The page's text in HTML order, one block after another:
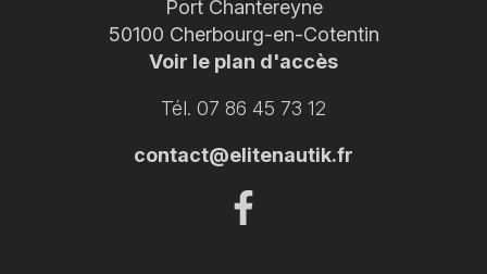
Port Chantereyne
50100 Cherbourg-en-Cotentin
Voir le plan d'accès
Tél. 07 86 45 73 12
contact@elitenautik.fr